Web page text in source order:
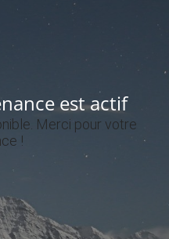
est actif
Merci pour votre
!